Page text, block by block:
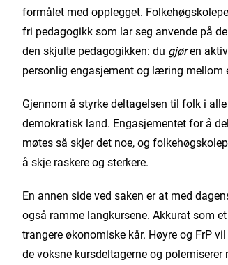
formålet med opplegget.
fri pedagogikk som lar seg anvende på
den skjulte pedagogikken: du gjøren
personlig engasjement og læring mellom
Gjennom å styrke deltagelsen til folk i
demokratisk land. Engasjementet for å
møtes så skjer det noe, og
å skje raskere og sterkere.
En annen side ved saken er at med
også ramme langkursene. Akkurat som
trangere økonomiske kår. Høyre og FrP
de voksne kursdeltagerne og